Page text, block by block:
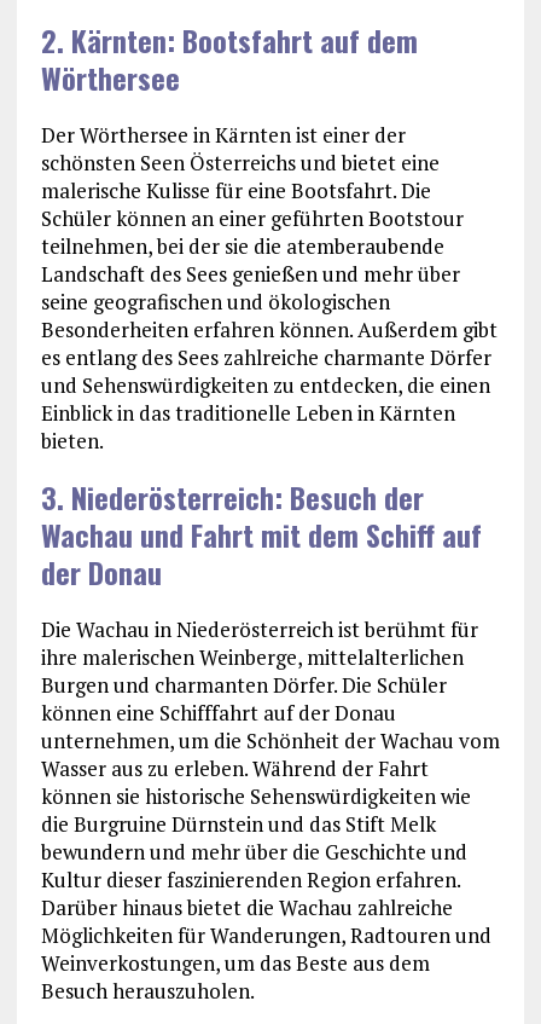
2. Kärnten: Bootsfahrt auf dem
Wörthersee
Der Wörthersee in Kärnten ist einer der
schönsten Seen Österreichs und bietet eine
malerische Kulisse für eine Bootsfahrt. Die
Schüler können an einer geführten Bootstour
teilnehmen, bei der sie die atemberaubende
Landschaft des Sees genießen und mehr über
seine geografischen und ökologischen
Besonderheiten erfahren können. Außerdem gibt
es entlang des Sees zahlreiche charmante Dörfer
und Sehenswürdigkeiten zu entdecken, die einen
Einblick in das traditionelle Leben in Kärnten
bieten.
3. Niederösterreich: Besuch der
Wachau und Fahrt mit dem Schiff auf
der Donau
Die Wachau in Niederösterreich ist berühmt für
ihre malerischen Weinberge, mittelalterlichen
Burgen und charmanten Dörfer. Die Schüler
können eine Schifffahrt auf der Donau
unternehmen, um die Schönheit der Wachau vom
Wasser aus zu erleben. Während der Fahrt
können sie historische Sehenswürdigkeiten wie
die Burgruine Dürnstein und das Stift Melk
bewundern und mehr über die Geschichte und
Kultur dieser faszinierenden Region erfahren.
Darüber hinaus bietet die Wachau zahlreiche
Möglichkeiten für Wanderungen, Radtouren und
Weinverkostungen, um das Beste aus dem
Besuch herauszuholen.